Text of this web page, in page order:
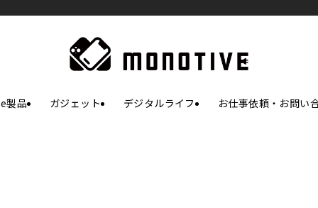
製品 ガジェット デジタルライフ お仕事依頼・お問い